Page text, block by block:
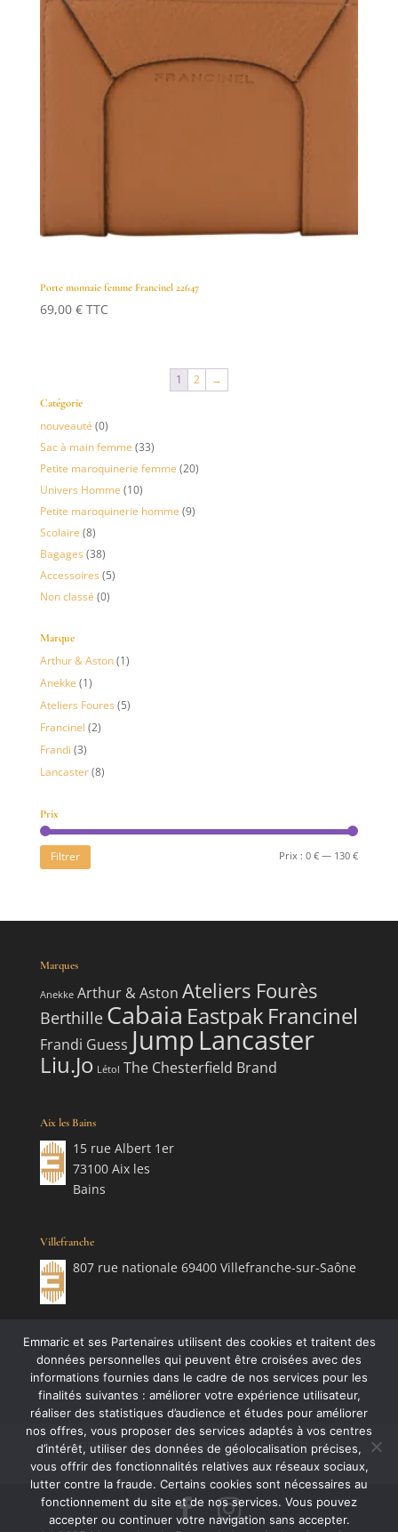
Porte monnaie femme Francinel 22647
69,00 € TTC
1 2 →
Catégorie
nouveauté (0)
Sac à main femme (33)
Petite maroquinerie femme (20)
Univers Homme (10)
Petite maroquinerie homme (9)
Scolaire (8)
Bagages (38)
Accessoires (5)
Non classé (0)
Marque
Arthur & Aston(1)
Anekke (1)
Ateliers Foures (5)
Francinel (2)
Frandi (3)
Lancaster(8)
Prix
Prix
Prix
Filtrer Prix :0 € — 130 €
Marques
Anekke Arthur & Aston Ateliers Fourès
Berthille Cabaia Eastpak Francinel
Frandi Guess Jump Lancaster
Liu.Jo Létol The Chesterfield Brand
Aix les Bains
15 rue Albert 1er
73100 Aix les
Bains
Villefranche
807 rue nationale 69400 Villefranche-sur-Saône
Mentions légales
Politique de confidentialité
Conditions générales de vente
Emmaric et ses Partenaires utilisent des cookies et traitent des
données personnelles qui peuvent être croisées avec des
informations fournies dans le cadre de nos services pour les
finalités suivantes : améliorer votre expérience utilisateur,
réaliser des statistiques d’audience et études pour améliorer
nos offres, vous proposer des services adaptés à vos centres
d’intérêt, utiliser des données de géolocalisation précises,
vous offrir des fonctionnalités relatives aux réseaux sociaux,
lutter contre la fraude. Certains cookies sont nécessaires au
fonctionnement du site et de nos services. Vous pouvez
accepter ou continuer votre navigation sans accepter.